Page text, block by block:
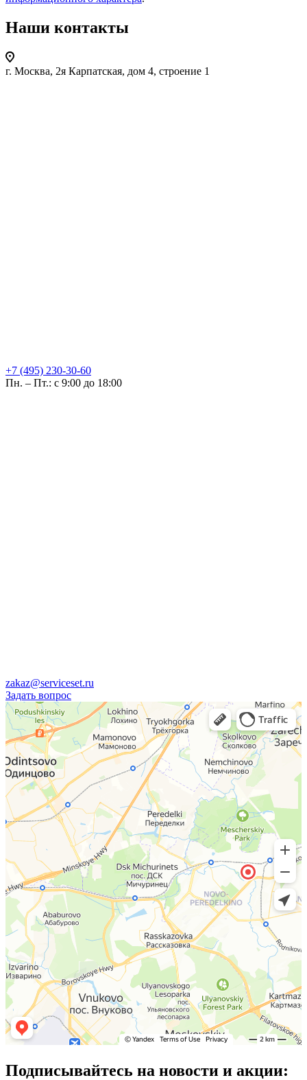
Наши контакты
г. Москва, 2я Карпатская, дом 4, строение 1
+7 (495) 230-30-60
Пн. – Пт.: с 9:00 до 18:00
zakaz@serviceset.ru
Задать вопрос
Подписывайтесь на новости и акции: